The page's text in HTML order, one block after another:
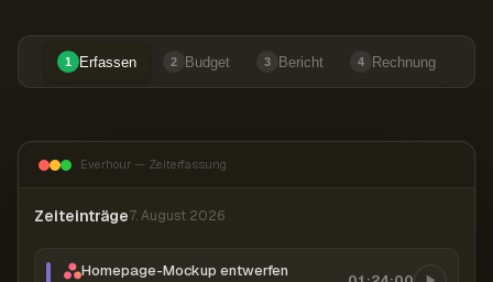
1 Erfassen 2 Budget 3 Bericht 4 Rechnung
Everhour — Zeiterfassung
Zeiteinträge7. August 2026
Homepage-Mockup entwerfen